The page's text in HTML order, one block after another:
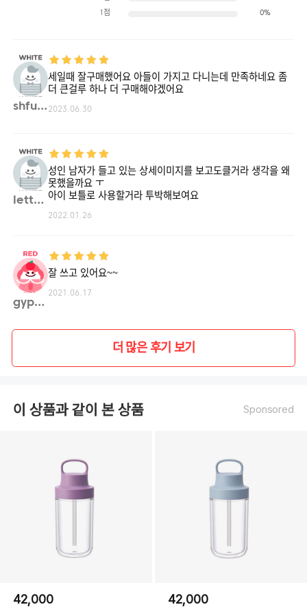
1점 0%
shfur**
세일때 잘구매했어요 아들이 가지고 다니는데 만족하네요 좀
더 큰걸루 하나 더 구매해야겠어요
2023.06.30
lette**
성인 남자가 들고 있는 상세이미지를 보고도클거라 생각을 왜
못했을까요 ㅜ
아이 보틀로 사용할거라 투박해보여요
2022.01.26
gypar**
잘 쓰고 있어요~~
2021.06.17
더 많은 후기 보기
이 상품과 같이 본 상품 Sponsored
42,000 42,000